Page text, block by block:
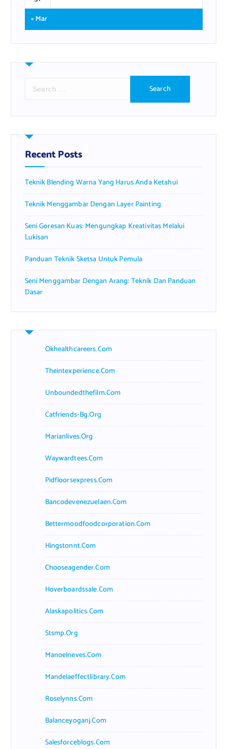
« Mar
r
h
f
o
:
Recent Posts
Teknik Blending Warna Yang Harus Anda Ketahui
Teknik Menggambar Dengan Layer Painting
Seni Goresan Kuas: Mengungkap Kreativitas Melalui
Lukisan
Panduan Teknik Sketsa Untuk Pemula
Seni Menggambar Dengan Arang: Teknik Dan Panduan
Dasar
Okhealthcareers.com
Theintexperience.com
Unboundedthefilm.com
Catfriends-Bg.org
Marianlives.org
Waywardtees.com
Pidfloorsexpress.com
Bancodevenezuelaen.com
Bettermoodfoodcorporation.com
Hingstonnt.com
Chooseagender.com
Hoverboardssale.com
Alaskapolitics.com
Stsmp.org
Manoelneves.com
Mandelaeffectlibrary.com
Roselynns.com
Balanceyoganj.com
Salesforceblogs.com